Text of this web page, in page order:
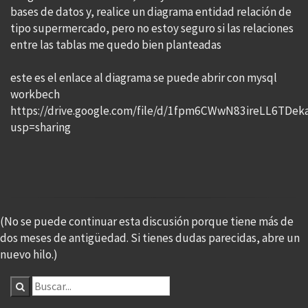
bases de datos y, realice un diagrama entidad relación de
tipo supermercado, pero no estoy seguro si las relaciones
entre las tablas me quedo bien planteadas
este es el enlace al diagrama se puede abrir con mysql
workbech
https://drive.google.com/file/d/
usp=sharing
(No se puede continuar esta discusión porque tiene más de
dos meses de antigüedad. Si tienes dudas parecidas, abre un
nuevo hilo.)